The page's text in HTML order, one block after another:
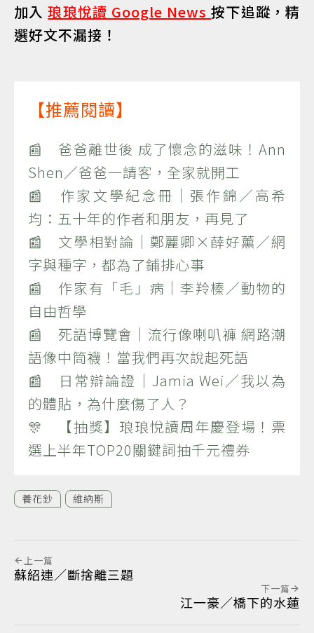
加入琅琅悅讀 Google News按下追蹤，精
選好文不漏接！
【推薦閱讀】
📰 爸爸離世後 成了懷念的滋味！Ann
Shen／爸爸一請客，全家就開工
📰 作家文學紀念冊｜張作錦／高希
均：五十年的作者和朋友，再見了
📰 文學相對論｜鄭麗卿×薛好薰／網
字與種字，都為了鋪排心事
📰 作家有「毛」病｜李羚榛／動物的
自由哲學
📰 死語博覽會｜流行像喇叭褲 網路潮
語像中筒襪！當我們再次說起死語
📰 日常辯論證｜Jamia Wei／我以為
的體貼，為什麼傷了人？
🎊 【抽獎】琅琅悅讀周年慶登場！票
選上半年TOP20關鍵詞抽千元禮券
養花鈔 維納斯
上一篇
蘇紹連／斷捨離三題
下一篇
江一豪／橋下的水蓮